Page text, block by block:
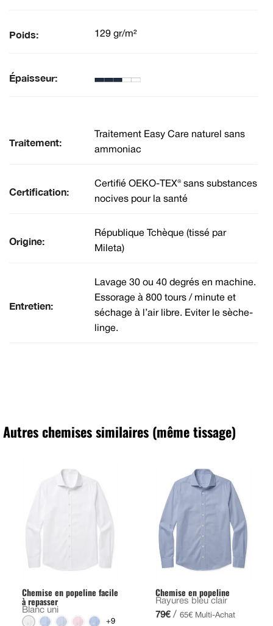
Poids: 129 gr/m²
Épaisseur:
Traitement:
Traitement Easy Care naturel sans
ammoniac
Certification:
Certifié OEKO-TEX® sans substances
nocives pour la santé
Origine:
République Tchèque (tissé par
Mileta)
Entretien:
Lavage 30 ou 40 degrés en machine.
Essorage à 800 tours / minute et
séchage à l’air libre. Eviter le sèche-
linge.
Autres chemises similaires (même tissage)
Chemise en popeline facile
à repasser
Blanc uni
+9
Chemise en popeline
Rayures bleu clair
79€ / 65€ Multi-Achat